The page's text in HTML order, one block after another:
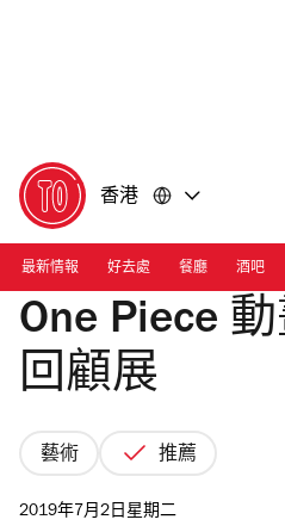
香港
最新情報 好去處 餐廳 酒吧
One Piece
回顧展
藝術 推薦
2019年7月2日星期二